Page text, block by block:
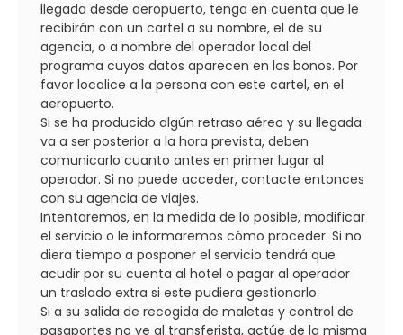
llegada desde aeropuerto, tenga en cuenta que le
recibirán con un cartel a su nombre, el de su
agencia, o a nombre del operador local del
programa cuyos datos aparecen en los bonos. Por
favor localice a la persona con este cartel, en el
aeropuerto.
Si se ha producido algún retraso aéreo y su llegada
va a ser posterior a la hora prevista, deben
comunicarlo cuanto antes en primer lugar al
operador. Si no puede acceder, contacte entonces
con su agencia de viajes.
Intentaremos, en la medida de lo posible, modificar
el servicio o le informaremos cómo proceder. Si no
diera tiempo a posponer el servicio tendrá que
acudir por su cuenta al hotel o pagar al operador
un traslado extra si este pudiera gestionarlo.
Si a su salida de recogida de maletas y control de
pasaportes no ve al transferista, actúe de la misma